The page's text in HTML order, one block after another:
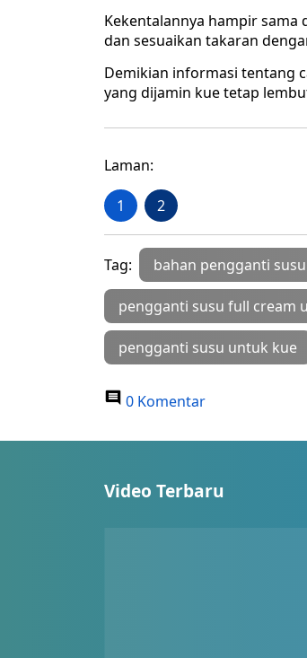
Kekentalannya hampir sama
dan sesuaikan takaran
Demikian informasi tentang
yang dijamin kue tetap
Laman:
1 2
Tag: bahan pengganti susu
pengganti susu full cream
pengganti susu untuk kue
0 Komentar
Video Terbaru